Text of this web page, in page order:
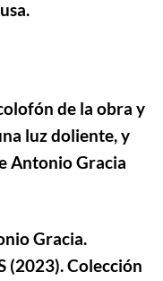
de la obra y
luz doliente, y
Antonio Gracia
Gracia.
(2023).Colección